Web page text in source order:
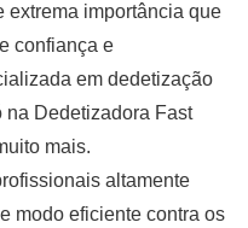
extrema importância que
confiança e
em dedetização
na Dedetizadora Fast
mais.
altamente
modo eficiente contra os